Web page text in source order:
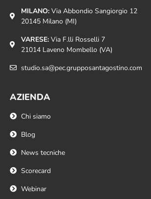
MILANO:Via Abbondio Sangiorgio 12
20145 Milano (MI)
VARESE:Via F.lli Rosselli 7
21014 Laveno Mombello (VA)
studio.sa@pec.grupposantagostino.com
AZIENDA
Chi siamo
Blog
News tecniche
Scorecard
Webinar